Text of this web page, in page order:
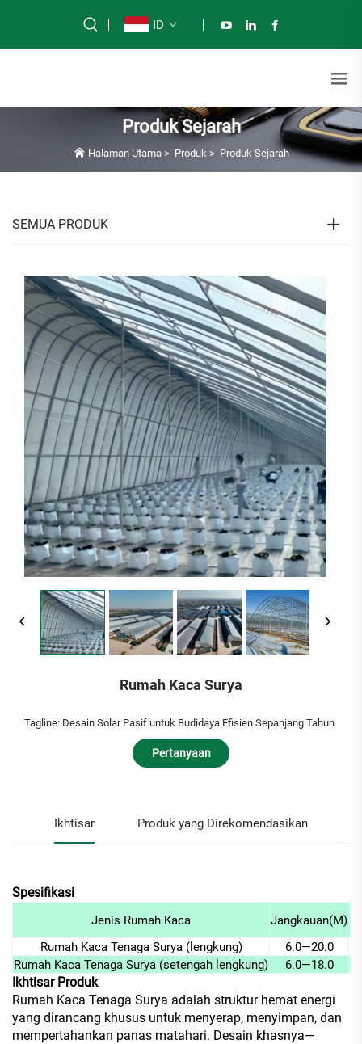
ID
Produk Sejarah
Halaman Utama> Produk> Produk Sejarah
SEMUA PRODUK
Rumah Kaca Surya
Tagline: Desain Solar Pasif untuk Budidaya Efisien Sepanjang Tahun
Pertanyaan
Ikhtisar Produk yang Direkomendasikan
Spesifikasi
Jenis Rumah Kaca Jangkauan(M)
Rumah Kaca Tenaga Surya (lengkung)
6.0—20.0
Rumah Kaca Tenaga Surya (setengah lengkung)
6.0—18.0
Ikhtisar Produk
Rumah Kaca Tenaga Surya adalah struktur hemat energi
yang dirancang khusus untuk menyerap, menyimpan, dan
mempertahankan panas matahari. Desain khasnya—